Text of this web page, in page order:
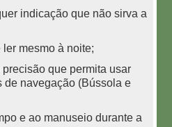
indicação que não sirva a
mesmo à noite;
que permita usar
de navegação (Bússola e
e ao manuseio durante a